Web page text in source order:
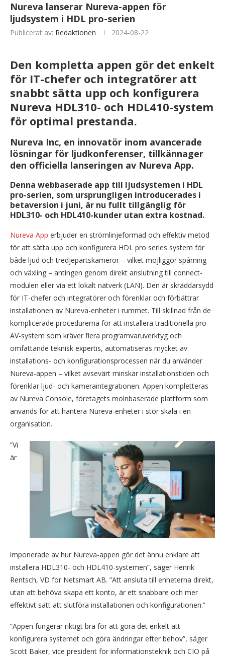
Nureva lanserar Nureva-appen för
ljudsystem i HDL pro-serien
Publicerat av: Redaktionen 2024-08-22
Den kompletta appen gör det enkelt
för IT-chefer och integratörer att
snabbt sätta upp och konfigurera
Nureva HDL310- och HDL410-system
för optimal prestanda.
Nureva Inc, en innovatör inom avancerade
lösningar för ljudkonferenser, tillkännager
den officiella lanseringen av Nureva App.
Denna webbaserade app till ljudsystemen i HDL
pro-serien, som ursprungligen introducerades i
betaversion i juni, är nu fullt tillgänglig för
HDL310- och HDL410-kunder utan extra kostnad.
Nureva App erbjuder en strömlinjeformad och effektiv metod
för att sätta upp och konfigurera HDL pro series system för
både ljud och tredjepartskameror – vilket möjliggör spårning
och växling – antingen genom direkt anslutning till connect-
modulen eller via ett lokalt nätverk (LAN). Den är skräddarsydd
för IT-chefer och integratörer och förenklar och förbättrar
installationen av Nureva-enheter i rummet. Till skillnad från de
komplicerade procedurerna för att installera traditionella pro
AV-system som kräver flera programvaruverktyg och
omfattande teknisk expertis, automatiseras mycket av
installations- och konfigurationsprocessen när du använder
Nureva-appen – vilket avsevärt minskar installationstiden och
förenklar ljud- och kameraintegrationen. Appen kompletteras
av Nureva Console, företagets molnbaserade plattform som
används för att hantera Nureva-enheter i stor skala i en
organisation.
”Vi
är
imponerade av hur Nureva-appen gör det ännu enklare att
installera HDL310- och HDL410-systemen”, säger Henrik
Rentsch, VD för Netsmart AB. ”Att ansluta till enheterna direkt,
utan att behöva skapa ett konto, är ett snabbare och mer
effektivt sätt att slutföra installationen och konfigurationen.”
”Appen fungerar riktigt bra för att göra det enkelt att
konfigurera systemet och göra ändringar efter behov”, säger
Scott Baker, vice president för informationsteknik och CIO på